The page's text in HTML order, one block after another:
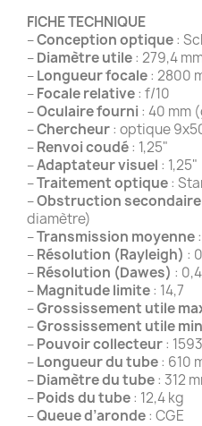
FICHE TECHNIQUE
–Conception optique:
–Diamètre utile: 279,4
–Longueur focale: 2800
–Focale relative: f/10
–Oculaire fourni : 40 mm
–Chercheur: optique
–Renvoi coudé: 1,25"
–Adaptateur visuel : 1,25"
–Traitement optique:
–Obstruction secondaire
diamètre)
–Transmission moyenne
–Résolution (Rayleigh) :
–Résolution (Dawes) :
–Magnitude limite: 14,7
–Grossissement utile
–Grossissement utile min
–Pouvoir collecteur:
–Longueur du tube: 610
–Diamètre du tube: 312
–Poids du tube: 12,4 kg
–Queue d’aronde: CGE